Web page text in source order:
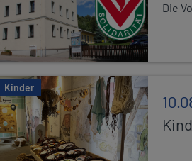
Die
Kinder